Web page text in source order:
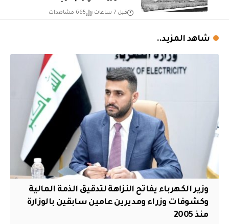
قبل 7 ساعات 665 مشاهدات
شاهد المزيد..
وزير الكهرباء يفاتح النزاهة لتدقيق الذمة المالية
وكشوفات وزراء ومديرين عامين سابقين بالوزارة
منذ 2005